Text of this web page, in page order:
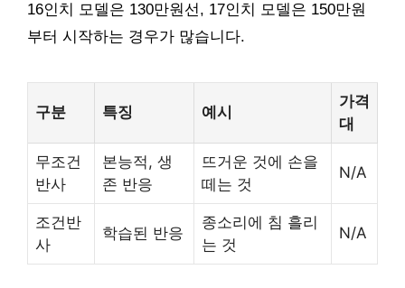
16인치 모델은 130만원선, 17인치 모델은 150만원
부터 시작하는 경우가 많습니다.
구분 특징 예시
가격
대
무조건
반사
본능적, 생
존 반응
뜨거운 것에 손을
떼는 것
N/A
조건반
사
학습된 반응
종소리에 침 흘리
는 것
N/A